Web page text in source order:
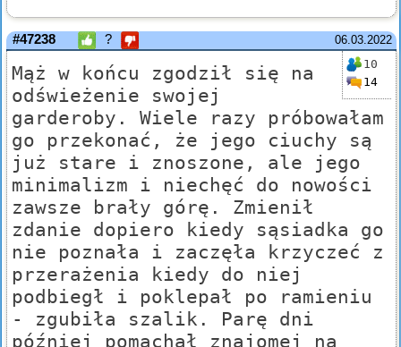
06.03.2022
#47238 ?
10
14
Mąż w końcu zgodził się na
odświeżenie swojej
garderoby. Wiele razy próbowałam
go przekonać, że jego ciuchy są
już stare i znoszone, ale jego
minimalizm i niechęć do nowości
zawsze brały górę. Zmienił
zdanie dopiero kiedy sąsiadka go
nie poznała i zaczęła krzyczeć z
przerażenia kiedy do niej
podbiegł i poklepał po ramieniu
- zgubiła szalik. Parę dni
później pomachał znajomej na